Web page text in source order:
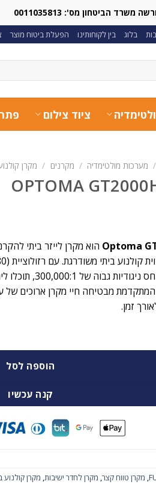
משרד הביטחון מס': 0011035813
בלוג בין לקוחותינו הפעלת ביטוח מוצר
ציוד צילום
/ מערכות מולטימדיה / מקרנים / מקרן
הוא מקרן לייזר ביתי
של 3500 לומנס
זמן.
הוספה לסל
קנה עכשיו
, מקרן טווח קצר, מקרן לחדר ישיבות, מקרן קולנוע